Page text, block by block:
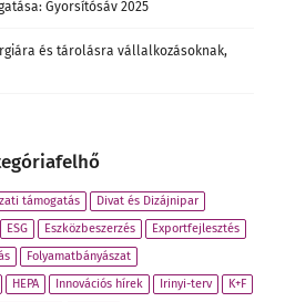
Gyorsítósáv 2025
és tárolásra vállalkozásoknak,
támogatás
Divat és Dizájnipar
ESG Eszközbeszerzés
Exportfejlesztés
Folyamatbányászat
HEPA Innovációs hírek Irinyi-terv
K+F